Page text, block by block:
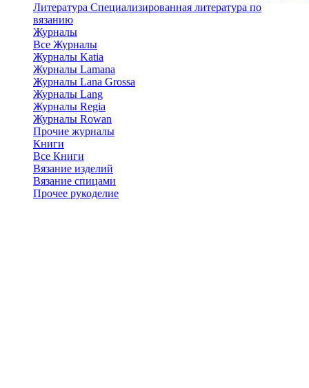
Литература Специализированная литература по
вязанию
Журналы
Все Журналы
Журналы Katia
Журналы Lamana
Журналы Lana Grossa
Журналы Lang
Журналы Regia
Журналы Rowan
Прочие журналы
Книги
Все Книги
Вязание изделий
Вязание спицами
Прочее рукоделие